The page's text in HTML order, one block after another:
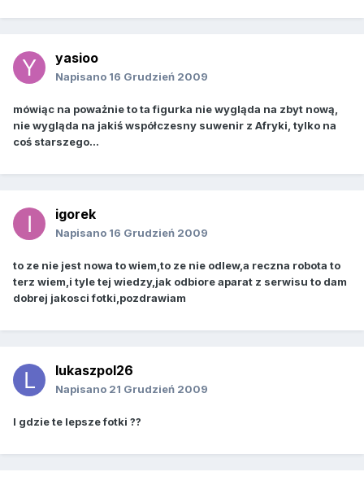
yasioo
Napisano 16 Grudzień 2009
mówiąc na poważnie to ta figurka nie wygląda na zbyt nową,
nie wygląda na jakiś współczesny suwenir z Afryki, tylko na
coś starszego...
igorek
Napisano 16 Grudzień 2009
to ze nie jest nowa to wiem,to ze nie odlew,a reczna robota to
terz wiem,i tyle tej wiedzy,jak odbiore aparat z serwisu to dam
dobrej jakosci fotki,pozdrawiam
lukaszpol26
Napisano 21 Grudzień 2009
I gdzie te lepsze fotki ??